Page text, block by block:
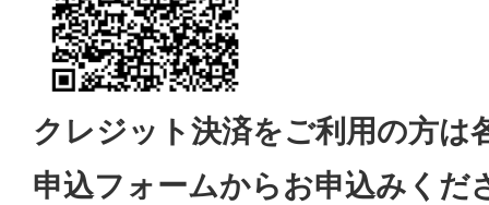
クレジット決済をご利用の方は
申込フォームからお申込みくだ